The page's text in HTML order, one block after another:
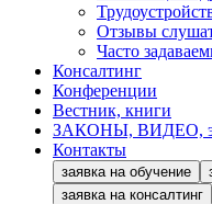
Отзывы
Часто
Консалтинг
Конференции
Вестник, книги
ЗАКОНЫ, ВИДЕО,
Контакты
заявка на обучение
заявка на консалтинг